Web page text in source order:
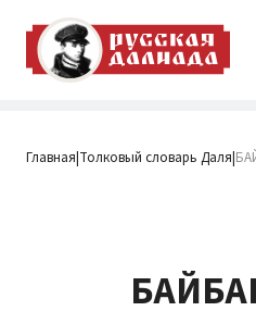
Главная|Толковый словарь Даля|